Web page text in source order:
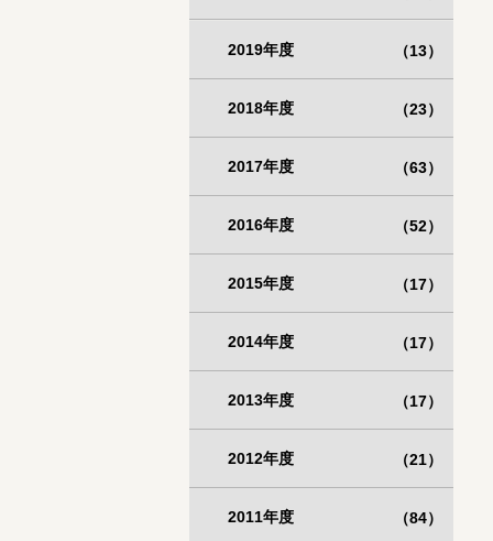
2019年度 （13）
2018年度 （23）
2017年度 （63）
2016年度 （52）
2015年度 （17）
2014年度 （17）
2013年度 （17）
2012年度 （21）
2011年度 （84）